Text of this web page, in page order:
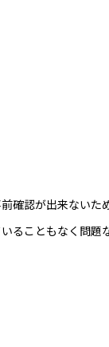
確認が出来ないた
ることもなく問題